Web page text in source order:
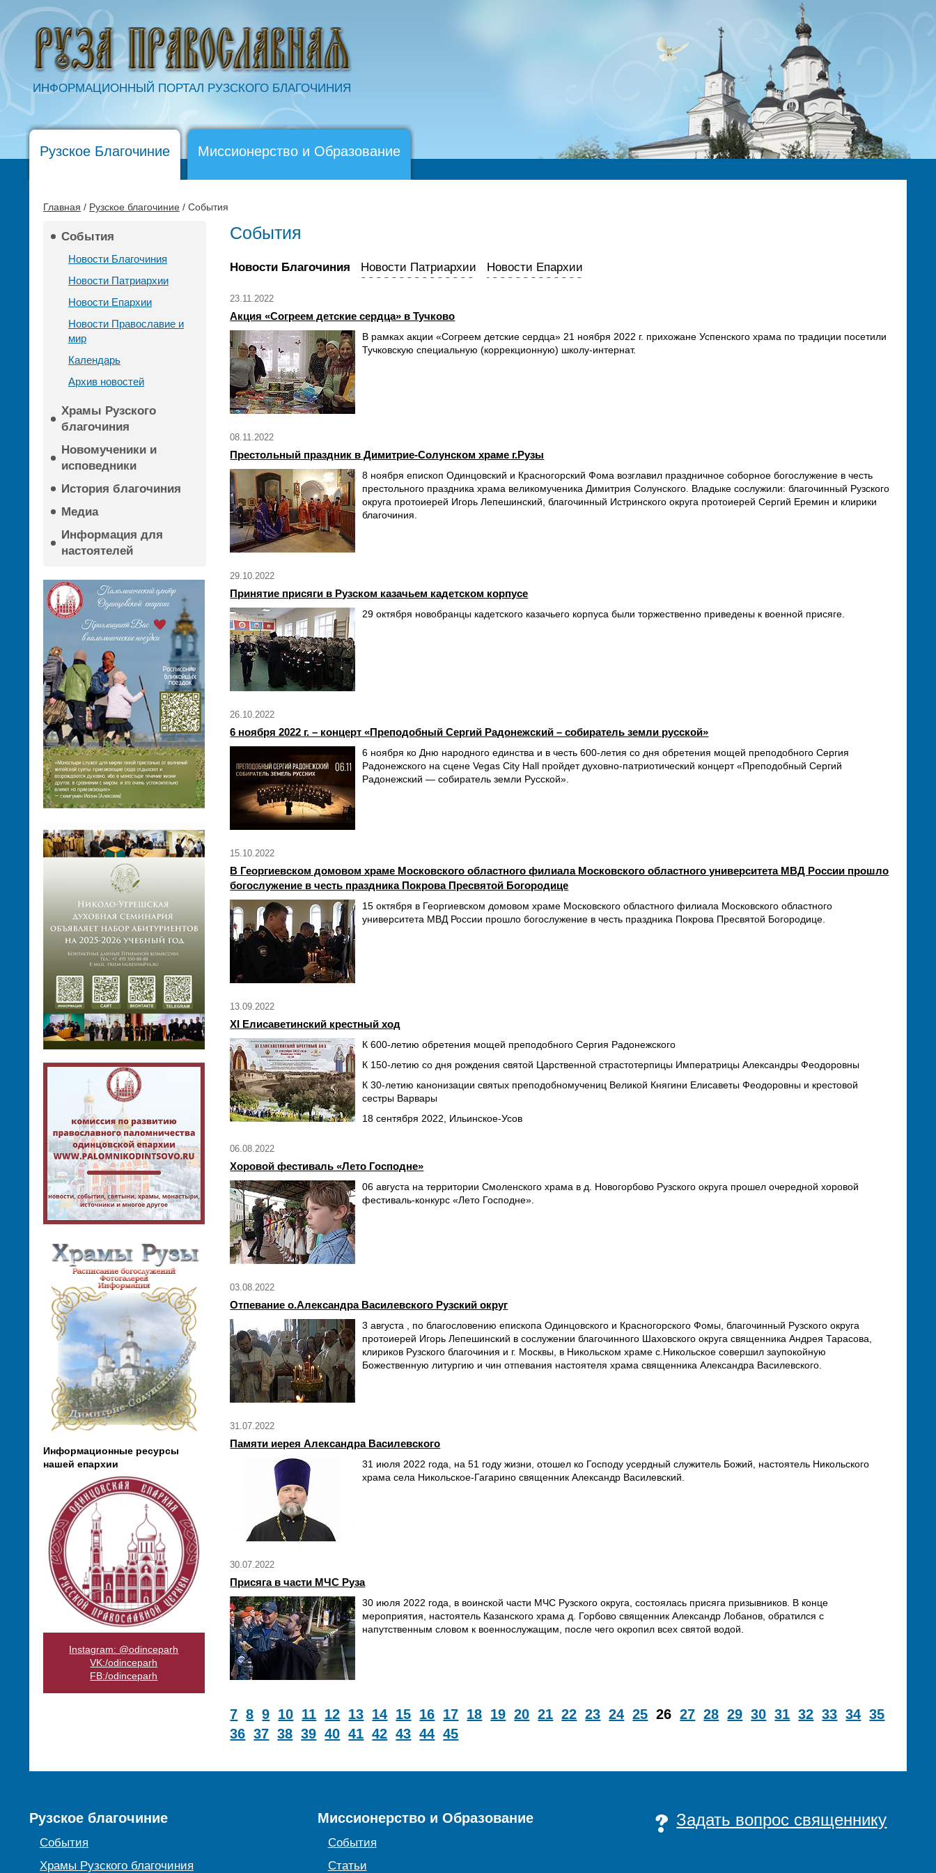
ИНФОРМАЦИОННЫЙ ПОРТАЛ РУЗСКОГО БЛАГОЧИНИЯ
Рузское Благочиние Миссионерство и Образование
Главная / Рузское благочиние / События
События
Новости Благочиния
Новости Патриархии
Новости Епархии
Новости Православие и
мир
Календарь
Архив новостей
Храмы Рузского
благочиния
Новомученики и
исповедники
История благочиния
Медиа
Информация для
настоятелей
Информационные ресурсы
нашей епархии
Instagram: @odinceparh
VK:/odinceparh
FB:/odinceparh
События
Новости Благочиния Новости Патриархии Новости Епархии
23.11.2022
Акция «Согреем детские сердца» в Тучково
В рамках акции «Согреем детские сердца» 21 ноября 2022 г. прихожане Успенского храма по традиции посетили
Тучковскую специальную (коррекционную) школу-интернат.
08.11.2022
Престольный праздник в Димитрие-Солунском храме г.Рузы
8 ноября епископ Одинцовский и Красногорский Фома возглавил праздничное соборное богослужение в честь
престольного праздника храма великомученика Димитрия Солунского. Владыке сослужили: благочинный Рузского
округа протоиерей Игорь Лепешинский, благочинный Истринского округа протоиерей Сергий Еремин и клирики
благочиния.
29.10.2022
Принятие присяги в Рузском казачьем кадетском корпусе
29 октября новобранцы кадетского казачьего корпуса были торжественно приведены к военной присяге.
26.10.2022
6 ноября 2022 г. – концерт «Преподобный Сергий Радонежский – собиратель земли русской»
6 ноября ко Дню народного единства и в честь 600-летия со дня обретения мощей преподобного Сергия
Радонежского на сцене Vegas City Hall пройдет духовно-патриотический концерт «Преподобный Сергий
Радонежский — собиратель земли Русской».
15.10.2022
В Георгиевском домовом храме Московского областного филиала Московского областного университета МВД России прошло
богослужение в честь праздника Покрова Пресвятой Богородице
15 октября в Георгиевском домовом храме Московского областного филиала Московского областного
университета МВД России прошло богослужение в честь праздника Покрова Пресвятой Богородице.
13.09.2022
XI Елисаветинский крестный ход
К 600-летию обретения мощей преподобного Сергия Радонежского
К 150-летию со дня рождения святой Царственной страстотерпицы Императрицы Александры Феодоровны
К 30-летию канонизации святых преподобномучениц Великой Княгини Елисаветы Феодоровны и крестовой
сестры Варвары
18 сентября 2022, Ильинское-Усов
06.08.2022
Хоровой фестиваль «Лето Господне»
06 августа на территории Смоленского храма в д. Новогорбово Рузского округа прошел очередной хоровой
фестиваль-конкурс «Лето Господне».
03.08.2022
Отпевание о.Александра Василевского Рузский округ
3 августа , по благословению епископа Одинцовского и Красногорского Фомы, благочинный Рузского округа
протоиерей Игорь Лепешинский в сослужении благочинного Шаховского округа священника Андрея Тарасова,
клириков Рузского благочиния и г. Москвы, в Никольском храме с.Никольское совершил заупокойную
Божественную литургию и чин отпевания настоятеля храма священника Александра Василевского.
31.07.2022
Памяти иерея Александра Василевского
31 июля 2022 года, на 51 году жизни, отошел ко Господу усердный служитель Божий, настоятель Никольского
храма села Никольское-Гагарино священник Александр Василевский.
30.07.2022
Присяга в части МЧС Руза
30 июля 2022 года, в воинской части МЧС Рузского округа, состоялась присяга призывников. В конце
мероприятия, настоятель Казанского храма д. Горбово священник Александр Лобанов, обратился с
напутственным словом к военнослужащим, после чего окропил всех святой водой.
7 8 9 10 11 12 13 14 15 16 17 18 19 20 21 22 23 24 25 2627 28 29 30 31 32 33 34 35
36 37 38 39 40 41 42 43 44 45
Рузское благочиние
События
Храмы Рузского благочиния
Миссионерство и Образование
События
Статьи
Задать вопрос священнику